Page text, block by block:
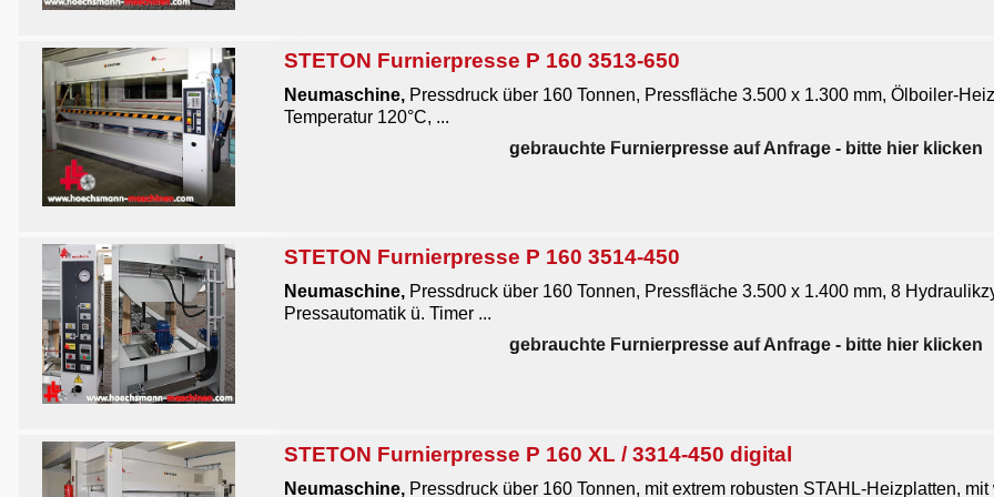
STETON Furnierpresse P 160 3513-650
Neumaschine, Pressdruck über 160 Tonnen, Pressfläche 3.500 x 1.300 mm, Ölboiler-
Temperatur 120°C, ...
gebrauchte Furnierpresse auf Anfrage - bitte hier klicken
STETON Furnierpresse P 160 3514-450
Neumaschine, Pressdruck über 160 Tonnen, Pressfläche 3.500 x 1.400 mm, 8
Pressautomatik ü. Timer ...
gebrauchte Furnierpresse auf Anfrage - bitte hier klicken
STETON Furnierpresse P 160 XL / 3314-450 digital
Neumaschine, Pressdruck über 160 Tonnen, mit extrem robusten STAHL-Heizplatten,